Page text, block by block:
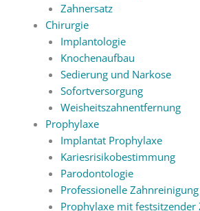
Zahnersatz
Chirurgie
Implantologie
Knochenaufbau
Sedierung und Narkose
Sofortversorgung
Weisheitszahnentfernung
Prophylaxe
Implantat Prophylaxe
Kariesrisikobestimmung
Parodontologie
Professionelle Zahnreinigung
Prophylaxe mit festsitzender